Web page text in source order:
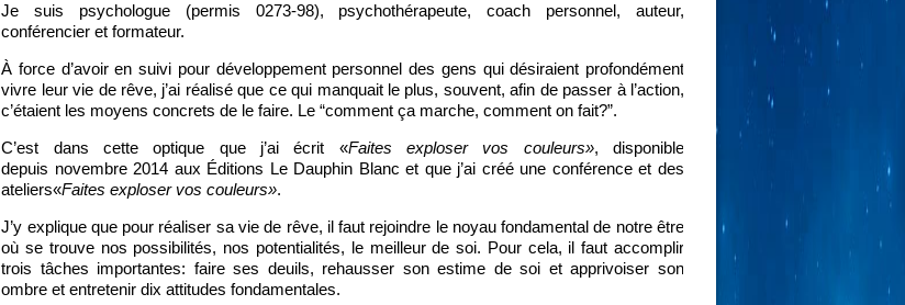
Je suis psychologue (permis 0273-98), psychothérapeute, coach personnel, auteur,
conférencier et formateur.
À force d’avoir en suivi pour développement personnel des gens qui désiraient profondément
vivre leur vie de rêve, j’ai réalisé que ce qui manquait le plus, souvent, afin de passer à l’action,
c’étaient les moyens concrets de le faire. Le “comment ça marche, comment on fait?”.
C’est dans cette optique que j’ai écrit «Faites exploser vos couleurs», disponible
depuis novembre 2014 aux Éditions Le Dauphin Blanc et que j’ai créé une conférence et des
ateliers«Faites exploser vos couleurs».
J’y explique que pour réaliser sa vie de rêve, il faut rejoindre le noyau fondamental de notre être
où se trouve nos possibilités, nos potentialités, le meilleur de soi. Pour cela, il faut accomplir
trois tâches importantes: faire ses deuils, rehausser son estime de soi et apprivoiser son
ombre et entretenir dix attitudes fondamentales.